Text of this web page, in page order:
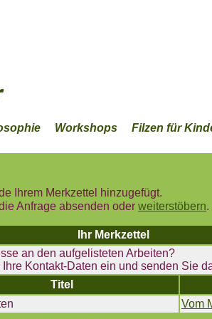
Workshops Filzen für
Ihrem Merkzettel hinzugefügt.
Anfrage absenden oder weiterstöbern.
Ihr Merkzettel
an den aufgelisteten Arbeiten?
Kontakt-Daten ein und senden Sie
Titel
Vom